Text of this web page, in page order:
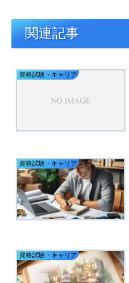
関連記事
資格試験・キャリア
資格試験・キャリア
資格試験・キャリア